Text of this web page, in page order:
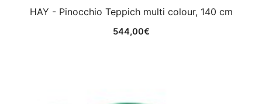
HAY - Pinocchio Teppich multi colour, 140 cm
544,00€